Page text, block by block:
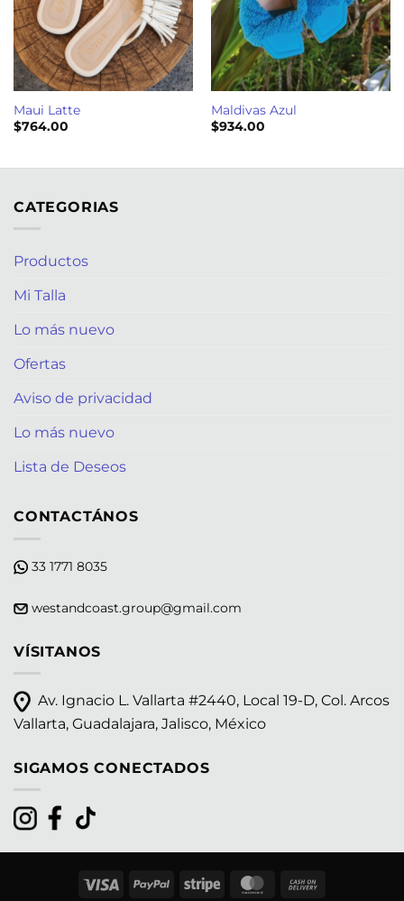
Maui Latte
$764.00
Maldivas Azul
$934.00
CATEGORIAS
Productos
Mi Talla
Lo más nuevo
Ofertas
Aviso de privacidad
Lo más nuevo
Lista de Deseos
CONTACTÁNOS
33 1771 8035
westandcoast.group@gmail.com
VÍSITANOS
Av. Ignacio L. Vallarta #2440, Local 19-D, Col. Arcos
Vallarta, Guadalajara, Jalisco, México
SIGAMOS CONECTADOS